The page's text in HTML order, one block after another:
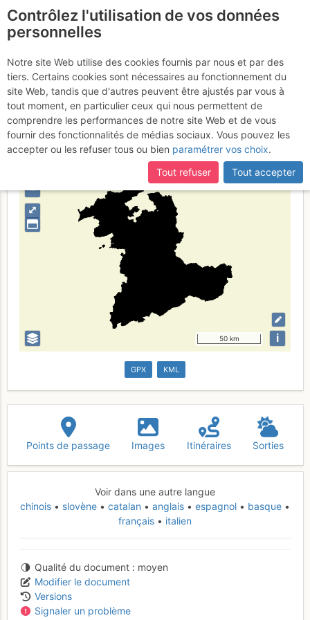
Bern
Type de région limite administrative
⤢
–
50 km i
GPX KML
Points de passage Images Itinéraires Sorties
Voir dans une autre langue
chinois
slovène catalan anglais espagnol
basque
français
italien
Qualité du document
moyen
Modifier le document
Versions
Signaler un problème
Contrôlez l'utilisation de vos données
personnelles
Notre site Web utilise des cookies fournis par nous et par des
tiers. Certains cookies sont nécessaires au fonctionnement du
site Web, tandis que d'autres peuvent être ajustés par vous à
tout moment, en particulier ceux qui nous permettent de
comprendre les performances de notre site Web et de vous
fournir des fonctionnalités de médias sociaux. Vous pouvez les
accepter ou les refuser tous ou bien paramétrer vos choix.
Tout refuser
Tout accepter